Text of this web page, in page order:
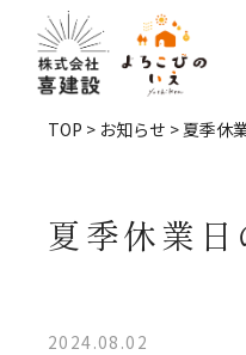
TOP > お知らせ > 夏季休
夏季休業
2024.08.02